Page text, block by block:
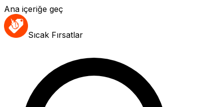
Ana içeriğe geç
Sıcak Fırsatlar